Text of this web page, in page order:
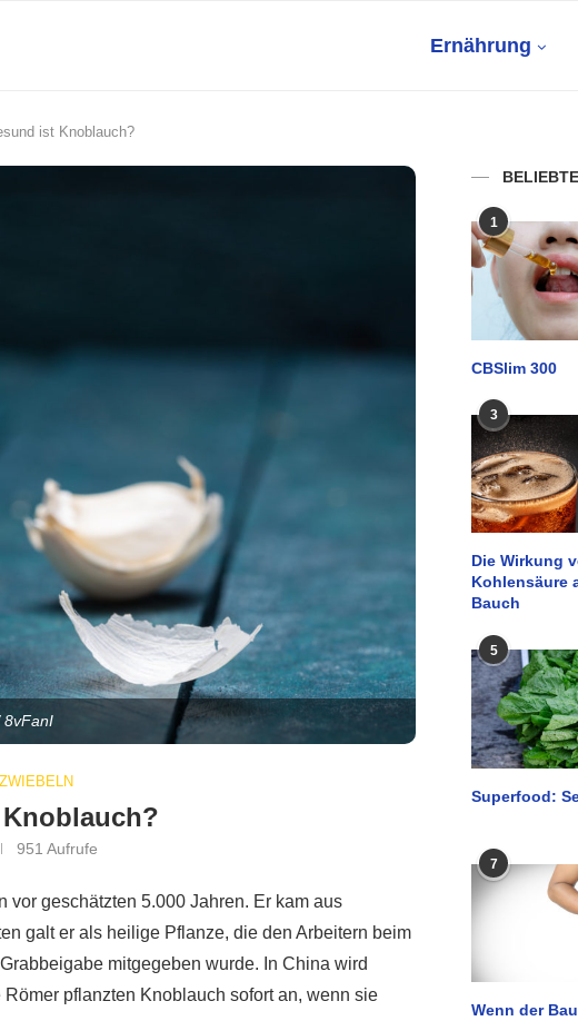
Ernährung
ist Knoblauch?
8vFanI
951 Aufrufe
geschätzten 5.000 Jahren. Er kam aus
galt er als heilige Pflanze, die den Arbeitern beim
mitgegeben wurde. In China wird
pflanzten Knoblauch sofort an, wenn sie
1
CBSlim 300
3
Die Wirkung
Kohlensäure
Bauch
5
Superfood:
7
Wenn der